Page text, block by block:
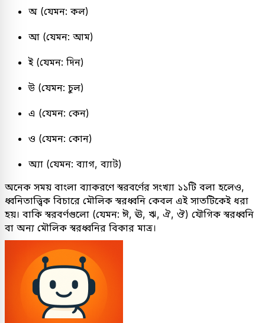
অ (যেমন: কল)
আ (যেমন: আম)
ই (যেমন: দিন)
উ (যেমন: চুল)
এ (যেমন: কেন)
ও (যেমন: কোন)
অ্যা (যেমন: ব্যাগ, ব্যাট)
অনেক সময় বাংলা ব্যাকরণে স্বরবর্ণের সংখ্যা ১১টি বলা হলেও,
ধ্বনিতাত্ত্বিক বিচারে মৌলিক স্বরধ্বনি কেবল এই সাতটিকেই ধরা
হয়। বাকি স্বরবর্ণগুলো (যেমন: ঈ, ঊ, ঋ, ঐ, ঔ) যৌগিক স্বরধ্বনি
বা অন্য মৌলিক স্বরধ্বনির বিকার মাত্র।